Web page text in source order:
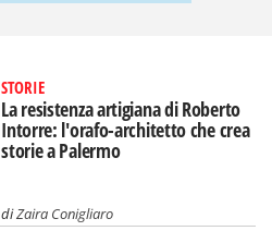
STORIE
La resistenza artigiana di Roberto
Intorre: l'orafo-architetto che crea
storie a Palermo
diZaira Conigliaro